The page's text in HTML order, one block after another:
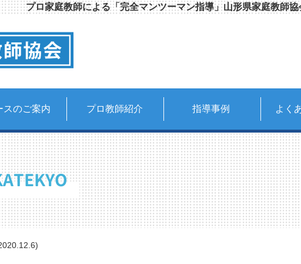
プロ家庭教師による「完全マンツーマン指導」山形県家庭教師協
スのご案内 プロ教師紹介 指導事例 よく